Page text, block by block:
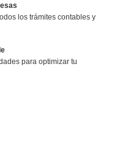
los trámites contables y
para optimizar tu